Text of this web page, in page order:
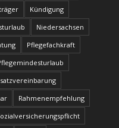
Kündigung
Niedersachsen
Pflegefachkraft
Rahmenempfehlung